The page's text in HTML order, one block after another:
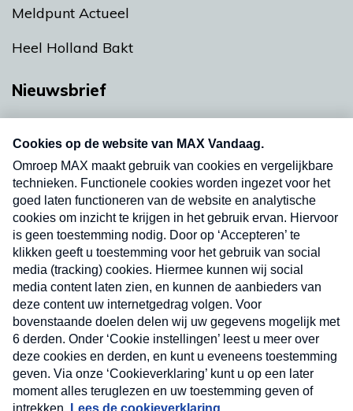
Meldpunt Actueel
Heel Holland Bakt
Nieuwsbrief
Neem hier een gratis abonnement op onze
nieuwsbrief. Elke vrijdag- en dinsdagochtend in
uw mailbox.
Verzend
Nieuwsbrief
Neem hier een gratis abonnement op onze
nieuwsbrief. Elke vrijdag- en dinsdagochtend in uw